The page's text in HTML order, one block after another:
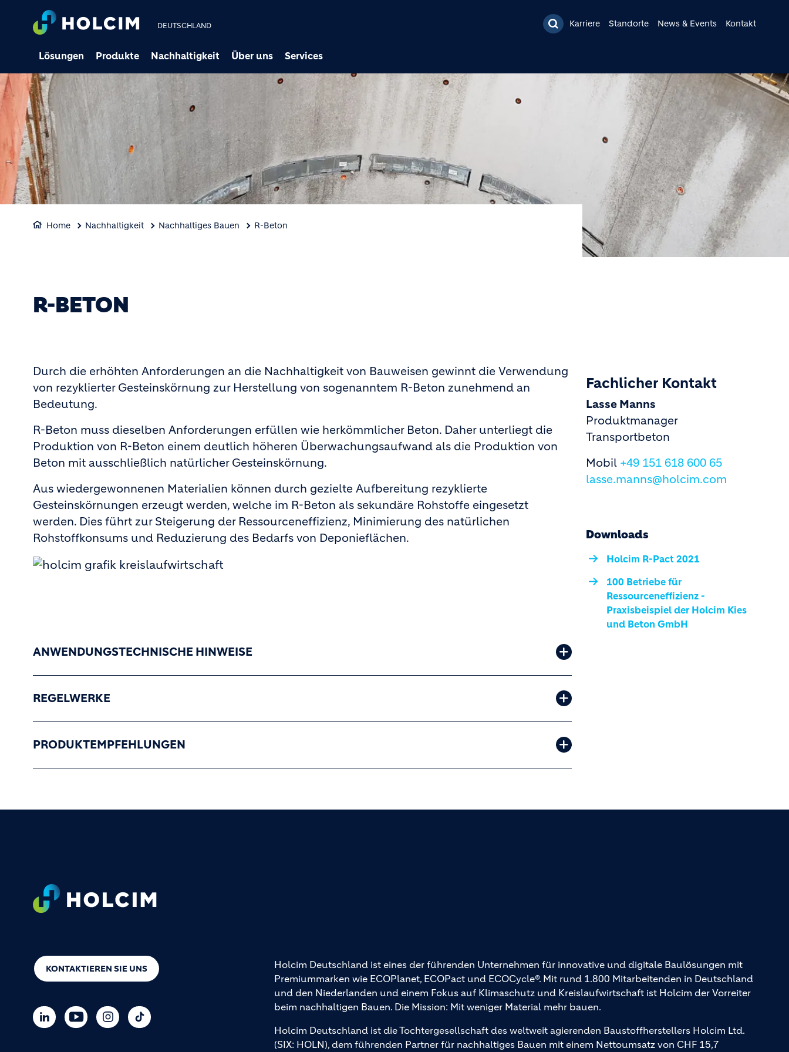
DEUTSCHLAND Karriere Standorte News & Events Kontakt
Lösungen Produkte Nachhaltigkeit Über uns Services
Home Nachhaltigkeit Nachhaltiges Bauen R-Beton
R-BETON
Durch die erhöhten Anforderungen an die Nachhaltigkeit von Bauweisen gewinnt die Verwendung
von rezyklierter Gesteinskörnung zur Herstellung von sogenanntem R-Beton zunehmend an
Bedeutung.
R-Beton muss dieselben Anforderungen erfüllen wie herkömmlicher Beton. Daher unterliegt die
Produktion von R-Beton einem deutlich höheren Überwachungsaufwand als die Produktion von
Beton mit ausschließlich natürlicher Gesteinskörnung.
Aus wiedergewonnenen Materialien können durch gezielte Aufbereitung rezyklierte
Gesteinskörnungen erzeugt werden, welche im R-Beton als sekundäre Rohstoffe eingesetzt
werden. Dies führt zurSteigerung der Ressourceneffizienz, Minimierung des natürlichen
Rohstoffkonsums und Reduzierung des Bedarfs von Deponieflächen.
ANWENDUNGSTECHNISCHE HINWEISE
REGELWERKE
PRODUKTEMPFEHLUNGEN
Fachlicher Kontakt
Lasse Manns
Produktmanager
Transportbeton
Mobil +49 151 618 600 65
lasse.manns@holcim.com
Downloads
Holcim R-Pact 2021
100 Betriebe für
Ressourceneffizienz -
Praxisbeispiel der Holcim Kies
und Beton GmbH
KONTAKTIEREN SIE UNS
Holcim Deutschland ist eines der führenden Unternehmen für innovative und digitale Baulösungen mit
Premiummarken wie ECOPlanet, ECOPact und ECOCycle®. Mit rund 1.800 Mitarbeitenden in Deutschland
und den Niederlanden und einem Fokus auf Klimaschutz und Kreislaufwirtschaft ist Holcim der Vorreiter
beim nachhaltigen Bauen. Die Mission: Mit weniger Material mehr bauen.
Holcim Deutschland ist die Tochtergesellschaft des weltweit agierenden Baustoffherstellers Holcim Ltd.
(SIX: HOLN), dem führenden Partner für nachhaltiges Bauen mit einem Nettoumsatz von CHF 15,7